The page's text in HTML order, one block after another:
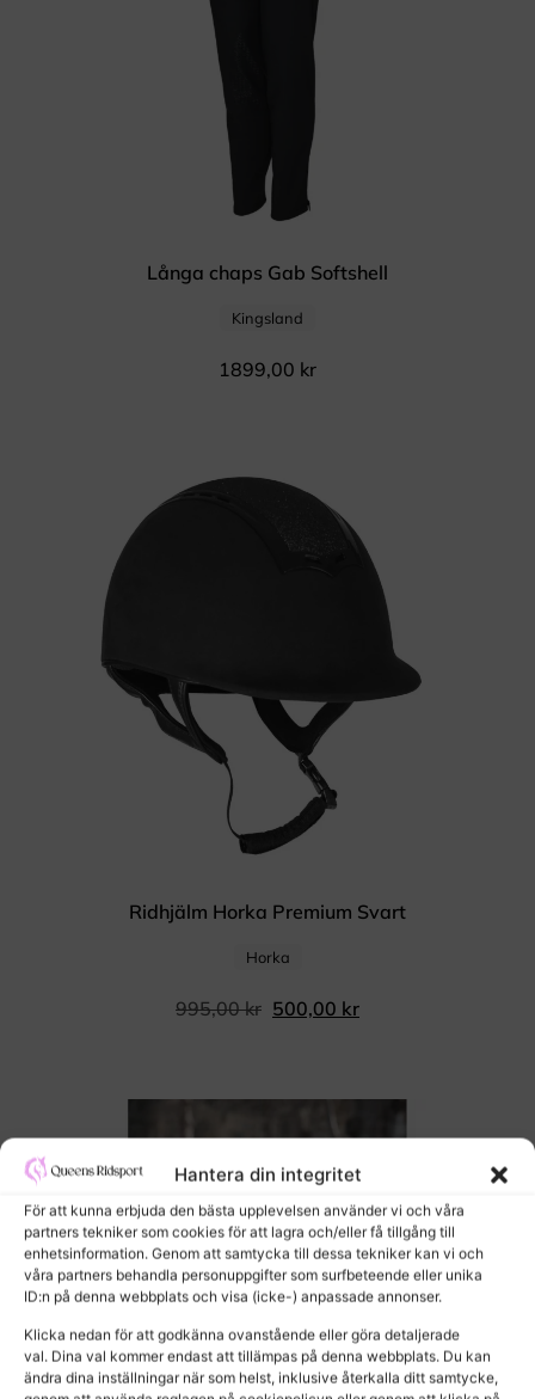
Hantera din integritet
För att kunna erbjuda den bästa upplevelsen använder vi och våra
partners tekniker som cookies för att lagra och/eller få tillgång till
enhetsinformation. Genom att samtycka till dessa tekniker kan vi och
våra partners behandla personuppgifter som surfbeteende eller unika
ID:n på denna webbplats och visa (icke-) anpassade annonser.
Klicka nedan för att godkänna ovanstående eller göra detaljerade
val. Dina val kommer endast att tillämpas på denna webbplats. Du kan
ändra dina inställningar när som helst, inklusive återkalla ditt samtycke,
Långa chaps Gab Softshell
Kingsland
1899,00 kr
Ridhjälm Horka Premium Svart
Horka
995,00kr 500,00 kr